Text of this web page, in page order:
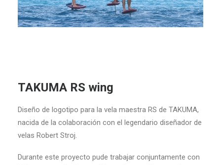
TAKUMA RS wing
Diseño de logotipo para la vela maestra RS de TAKUMA,
nacida de la colaboración con el legendario diseñador de
velas Robert Stroj.
Durante este proyecto pude trabajar conjuntamente con